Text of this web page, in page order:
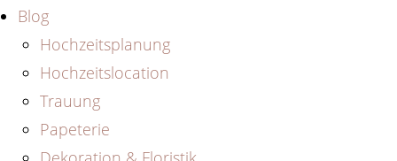
Blog
Hochzeitsplanung
Hochzeitslocation
Trauung
Papeterie